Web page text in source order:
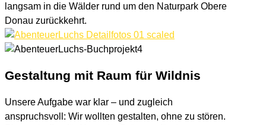
langsam in die Wälder rund um den Naturpark Obere
Donau zurückkehrt.
Gestaltung mit Raum für Wildnis
Unsere Aufgabe war klar – und zugleich
anspruchsvoll: Wir wollten gestalten, ohne zu stören.